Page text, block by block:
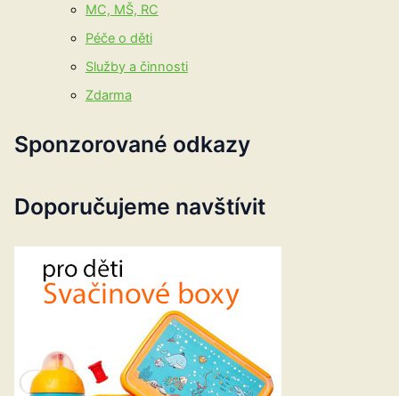
MC, MŠ, RC
Péče o děti
Služby a činnosti
Zdarma
Sponzorované odkazy
Doporučujeme navštívit